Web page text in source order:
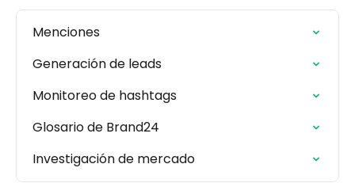
Menciones
Generación de leads
Monitoreo de hashtags
Glosario de Brand24
Investigación de mercado